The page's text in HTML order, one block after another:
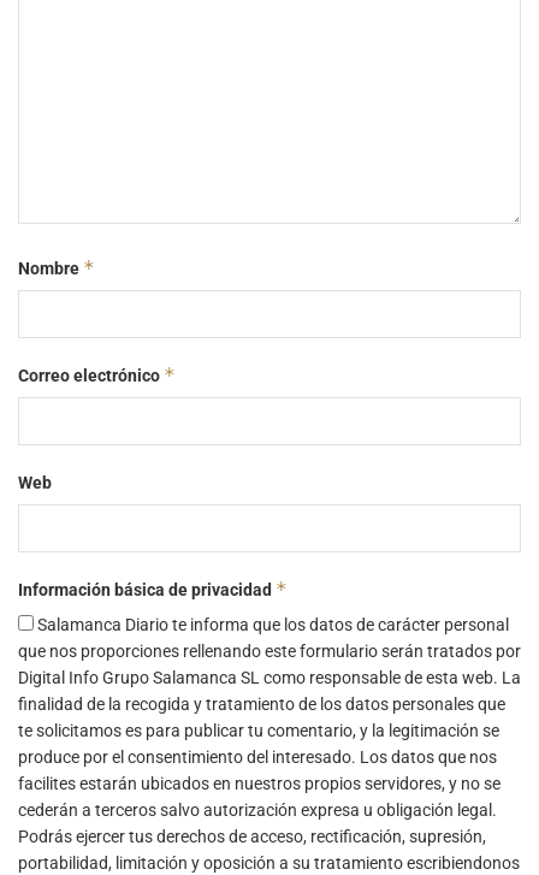
Nombre *
Correo electrónico *
Web
Información básica de privacidad *
Salamanca Diario te informa que los datos de carácter personal
que nos proporciones rellenando este formulario serán tratados por
Digital Info Grupo Salamanca SL como responsable de esta web. La
finalidad de la recogida y tratamiento de los datos personales que
te solicitamos es para publicar tu comentario, y la legitimación se
produce por el consentimiento del interesado. Los datos que nos
facilites estarán ubicados en nuestros propios servidores, y no se
cederán a terceros salvo autorización expresa u obligación legal.
Podrás ejercer tus derechos de acceso, rectificación, supresión,
portabilidad, limitación y oposición a su tratamiento escribiendonos